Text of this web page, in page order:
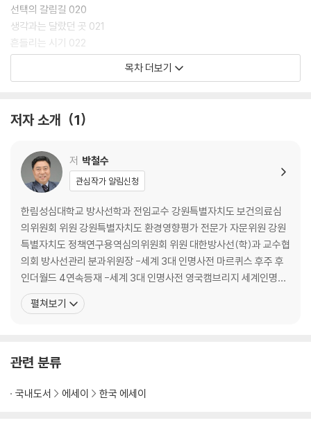
선택의 갈림길 020
생각과는 달랐던 곳 021
흔들리는 시기 022
교실 안의 얼굴들 023
마지막 며칠 029
졸업식 032
집으로 돌아오는 길 033
결과를 기다리는 시간 035
시험이라는 문 앞에서 037
선지원 후시험 039
재수는 필수, 삼수는 선택 040
잠시 멈춘 자리 041
상경 042
떡볶이와 도시락 043
재수생이라는 이름 045
숫자에 눌리는 밤 049
포기와 선택 사이 051
목차 더보기
저자 소개 1
저 박철수
관심작가 알림신청
한림성심대학교 방사선학과 전임교수 강원특별자치도 보건의료심
의위원회 위원 강원특별자치도 환경영향평가 전문가 자문위원 강원
특별자치도 정책연구용역심의위원회 위원 대한방사선(학)과 교수협
의회 방사선관리 분과위원장 -세계 3대 인명사전 마르퀴스 후주 후
인더월드 4연속등재 -세계 3대 인명사전 영국캠브리지 세계인명사
전(IBC) 4연속등재 -한국자기학회(국제학술지) 학술이사 -한국보
건의료인국가시험원 방사선사 면허시험 문항검증, 출제위원 -서울
펼쳐보기
관련 분류
국내도서 에세이 한국 에세이